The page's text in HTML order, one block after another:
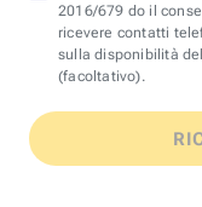
2016/679 do il
ricevere contatti
sulla disponibilità
(facoltativo).